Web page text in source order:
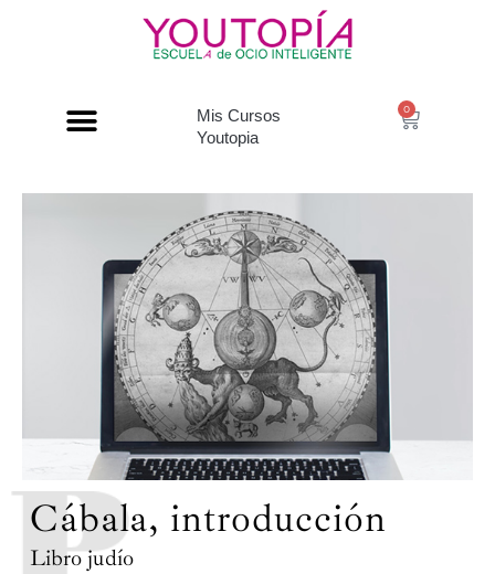
Mis Cursos
Youtopia
0
Cábala, introducción
Libro judío